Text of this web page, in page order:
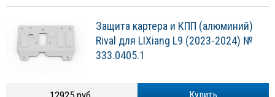
Защита картера и КПП (алюминий)
Rival для LIXiang L9 (2023-2024) №
333.0405.1